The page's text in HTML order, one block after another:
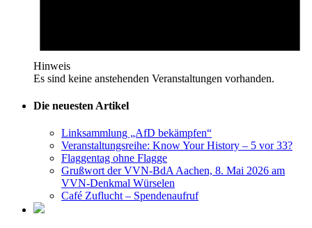
Hinweis
Es sind keine anstehenden Veranstaltungen vorhanden.
Die neuesten Artikel
Linksammlung „AfD bekämpfen“
Veranstaltungsreihe: Know Your History – 5 vor 33?
Flaggentag ohne Flagge
Grußwort der VVN-BdA Aachen, 8. Mai 2026 am
VVN-Denkmal Würselen
Café Zuflucht – Spendenaufruf